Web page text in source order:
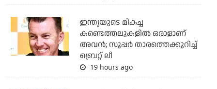
ഇന്ത്യയുടെ മികച്ച
കണ്ടെത്തലുകളില്‍ ഒരാളാണ്
അവന്‍; സൂപ്പര്‍ താരത്തെക്കുറിച്ച്
ബ്രെറ്റ് ലീ
19 hours ago